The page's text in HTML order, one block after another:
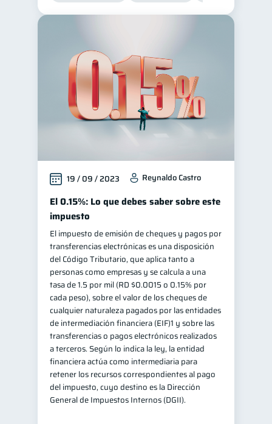
Vacaciones 2
Inversiones
Finanzas Personales
Finanzas en Pareja 1
Educación Financiera 1
Fraudes Mipymes
Gasto responsable 1
19 / 09 / 2023 Reynaldo Castro
El 0.15%: Lo que debes saber sobre este
impuesto
El impuesto de emisión de cheques y pagos por
transferencias electrónicas es una disposición
del Código Tributario, que aplica tanto a
personas como empresas y se calcula a una
tasa de 1.5 por mil (RD $0.0015 o 0.15% por
cada peso), sobre el valor de los cheques de
cualquier naturaleza pagados por las entidades
de intermediación financiera (EIF)1 y sobre las
transferencias o pagos electrónicos realizados
a terceros. Según lo indica la ley, la entidad
financiera actúa como intermediaria para
retener los recursos correspondientes al pago
del impuesto, cuyo destino es la Dirección
General de Impuestos Internos (DGII).